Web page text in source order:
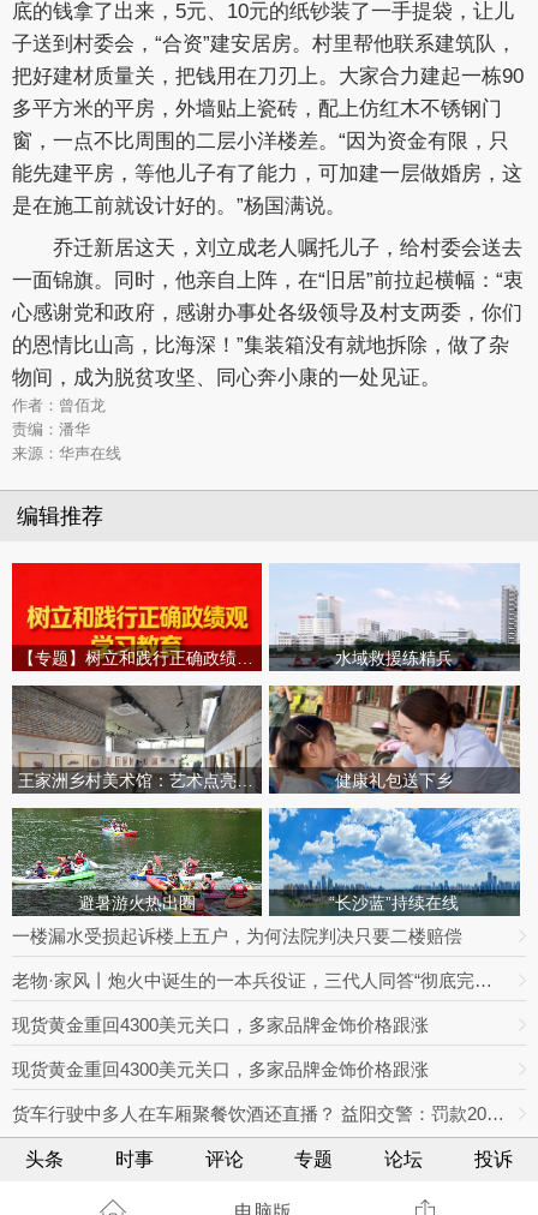
底的钱拿了出来，5元、10元的纸钞装了一手提袋，让儿
子送到村委会，“合资”建安居房。村里帮他联系建筑队，
把好建材质量关，把钱用在刀刃上。大家合力建起一栋90
多平方米的平房，外墙贴上瓷砖，配上仿红木不锈钢门
窗，一点不比周围的二层小洋楼差。“因为资金有限，只
能先建平房，等他儿子有了能力，可加建一层做婚房，这
是在施工前就设计好的。”杨国满说。
乔迁新居这天，刘立成老人嘱托儿子，给村委会送去
一面锦旗。同时，他亲自上阵，在“旧居”前拉起横幅：“衷
心感谢党和政府，感谢办事处各级领导及村支两委，你们
的恩情比山高，比海深！”集装箱没有就地拆除，做了杂
物间，成为脱贫攻坚、同心奔小康的一处见证。
作者：曾佰龙
责编：潘华
来源：华声在线
编辑推荐
水域救援练精兵
王家洲乡村美术馆：艺术点亮田园乡村 健康礼包送下乡
避暑游火热出圈 “长沙蓝”持续在线
一楼漏水受损起诉楼上五户，为何法院判决只要二楼赔偿
老物·家风丨炮火中诞生的一本兵役证，三代人同答“彻底完成任务”
现货黄金重回4300美元关口，多家品牌金饰价格跟涨
现货黄金重回4300美元关口，多家品牌金饰价格跟涨
货车行驶中多人在车厢聚餐饮酒还直播？ 益阳交警：罚款2000元记3分
头条 时事 评论 专题 论坛 投诉